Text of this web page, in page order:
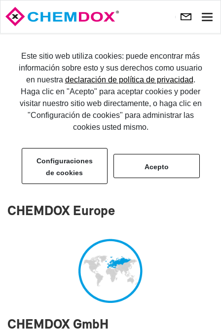
Este sitio web utiliza cookies: puede encontrar más
información sobre esto y sus derechos como usuario
en nuestra declaración de política de privacidad.
Haga clic en "Acepto" para aceptar cookies y poder
visitar nuestro sitio web directamente, o haga clic en
"Configuración de cookies" para administrar las
cookies usted mismo.
Configuraciones
de cookies
Acepto
IN­GRE­SE
Edi­tor
CHEM­DOX Eu­ro­pe
CHEM­DOX GmbH